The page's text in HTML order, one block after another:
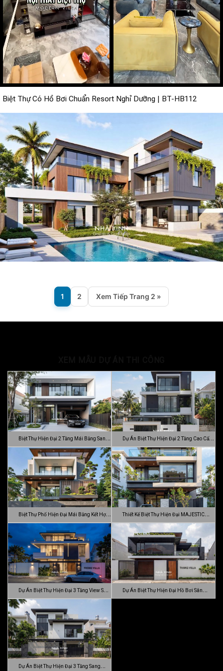
Biệt Thự Có Hồ Bơi Chuẩn Resort Nghỉ Dưỡng | BT-HB112
1 2 Xem Tiếp Trang 2 »
Biệt Thự Hiện Đại 2 Tầng Mái Bằng Sang Dự Án Biệt Thự Hiện Đại 2 Tầng Cao Cấp
Đ…
Biệt Thự Phố Hiện Đại Mái Bằng Kết Hợp Thiết Kế Biệt Thự Hiện Đại MAJESTIC
MODE…
Dự Án Biệt Thự Hiện Đại 3 Tầng View Sân
…
Dự Án Biệt Thự Hiện Đại Hồ Bơi Sân
Dự Án Biệt Thự Hiện Đại 3 Tầng Sang